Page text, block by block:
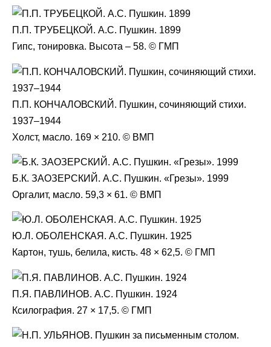
П.П. ТРУБЕЦКОЙ. А.С. Пушкин. 1899
Гипс, тонировка. Высота – 58. © ГМП
П.П. КОНЧАЛОВСКИЙ. Пушкин, сочиняющий стихи.
1937–1944
Холст, масло. 169 × 210. © ВМП
Б.К. ЗАОЗЕРСКИЙ. А.С. Пушкин. «Грезы». 1999
Оргалит, масло. 59,3 × 61. © ВМП
Ю.Л. ОБОЛЕНСКАЯ. А.С. Пушкин. 1925
Картон, тушь, белила, кисть. 48 × 62,5. © ГМП
П.Я. ПАВЛИНОВ. А.С. Пушкин. 1924
Ксилография. 27 × 17,5. © ГМП